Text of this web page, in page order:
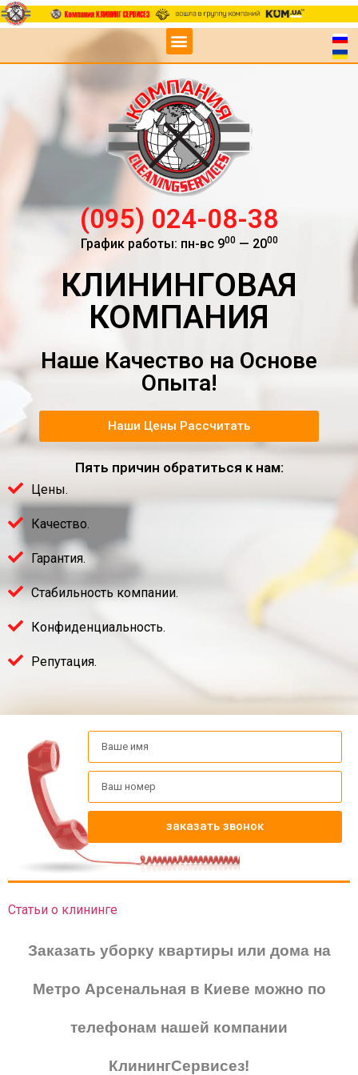
(095) 024-08-38
График работы: пн-вс 900— 2000
КЛИНИНГОВАЯ
КОМПАНИЯ
Наше Качество на Основе
Опыта!
Наши Цены Рассчитать
Пять причин обратиться к нам:
Цены.
Качество.
Гарантия.
Стабильность компании.
Конфиденциальность.
Репутация.
заказать звонок
Статьи о клининге
Заказать уборку квартиры или дома на
Метро Арсенальная в Киеве можно по
телефонам нашей компании
КлинингСервисез!